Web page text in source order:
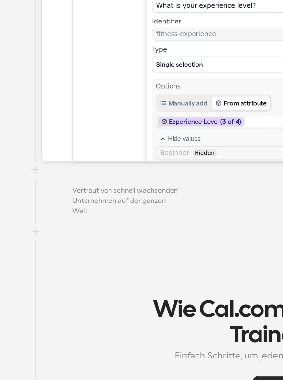
Vertraut von schnell wachsenden
Unternehmen auf der ganzen
Welt
Wie
Einfach Schritte, um